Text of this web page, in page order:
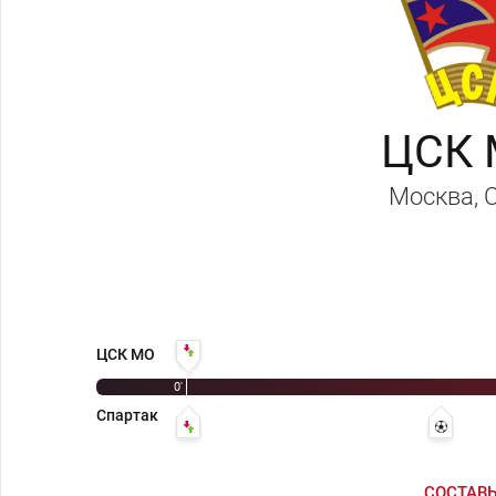
ЦСК
Москва,
0'
ЦСК МО
Спартак